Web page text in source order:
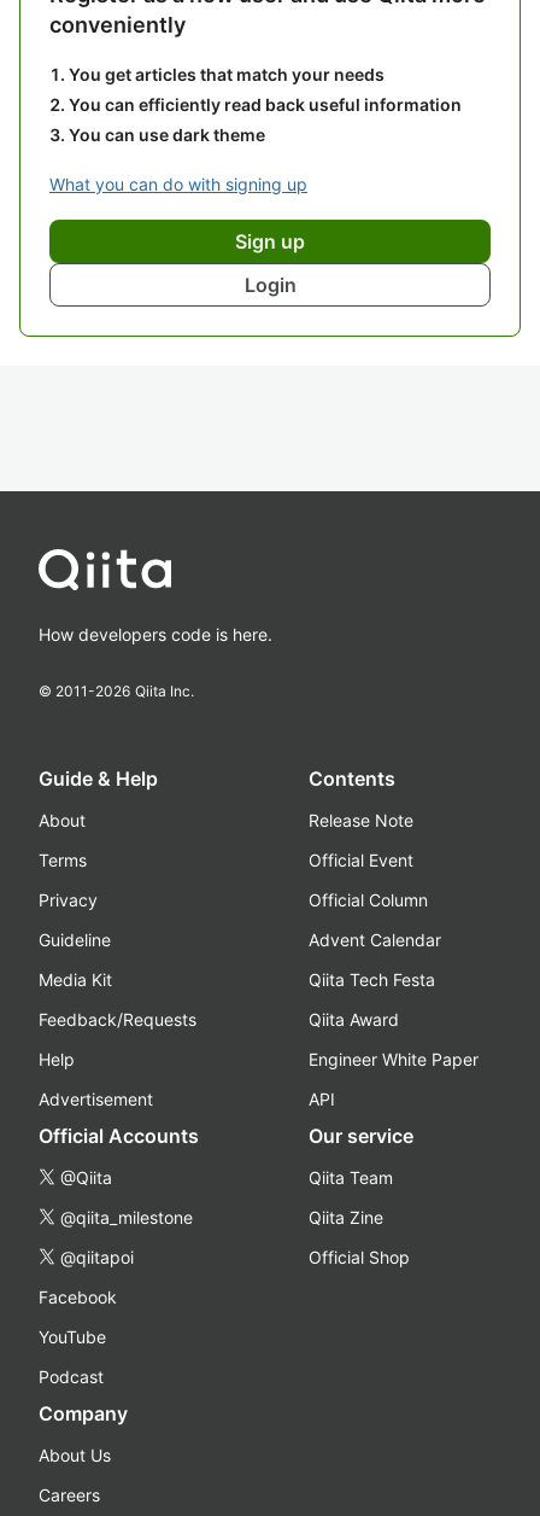
conveniently
You get articles that match your needs
You can efficiently read back useful information
You can use dark theme
What you can do with signing up
Sign up
Login
How developers code is here.
© 2011-2026 Qiita Inc.
Guide & Help
About
Terms
Privacy
Guideline
Media Kit
Feedback/Requests
Help
Advertisement
Contents
Release Note
Official Event
Official Column
Advent Calendar
Qiita Tech Festa
Qiita Award
Engineer White Paper
API
Official Accounts
@Qiita
@qiita_milestone
@qiitapoi
Facebook
YouTube
Podcast
Our service
Qiita Team
Qiita Zine
Official Shop
Company
About Us
Careers